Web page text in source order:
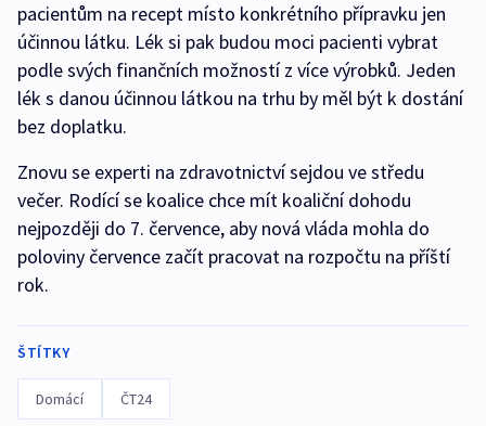
pacientům na recept místo konkrétního přípravku jen
účinnou látku. Lék si pak budou moci pacienti vybrat
podle svých finančních možností z více výrobků. Jeden
lék s danou účinnou látkou na trhu by měl být k dostání
bez doplatku.
Znovu se experti na zdravotnictví sejdou ve středu
večer. Rodící se koalice chce mít koaliční dohodu
nejpozději do 7. července, aby nová vláda mohla do
poloviny července začít pracovat na rozpočtu na příští
rok.
ŠTÍTKY
Domácí ČT24